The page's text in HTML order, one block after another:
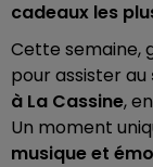
cadeaux les
Cette semaine,
pour assister au
à La Cassine,
Un moment
musique et